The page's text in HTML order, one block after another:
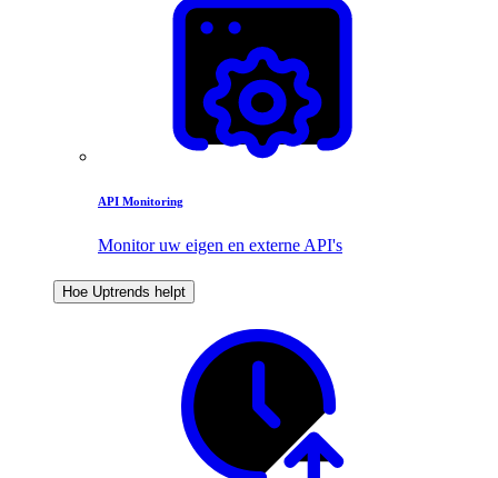
API Monitoring
Monitor uw eigen en externe API's
Hoe Uptrends helpt